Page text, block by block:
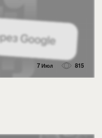
7 Июл 815